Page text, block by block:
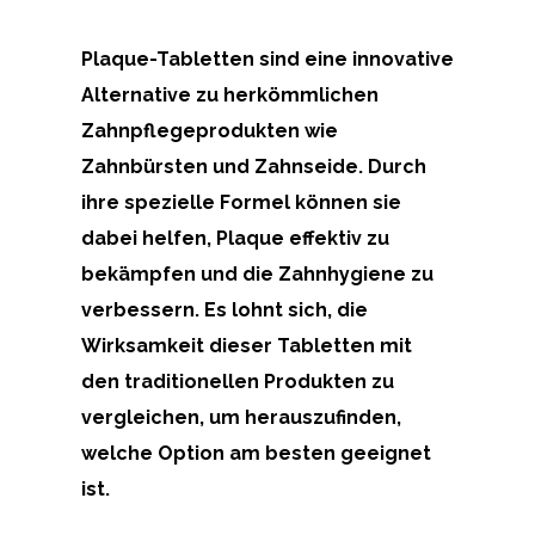
Plaque-Tabletten sind eine innovative
Alternative zu herkömmlichen
Zahnpflegeprodukten wie
Zahnbürsten und Zahnseide. Durch
ihre spezielle Formel können sie
dabei helfen, Plaque effektiv zu
bekämpfen und die Zahnhygiene zu
verbessern. Es lohnt sich, die
Wirksamkeit dieser Tabletten mit
den traditionellen Produkten zu
vergleichen, um herauszufinden,
welche Option am besten geeignet
ist.